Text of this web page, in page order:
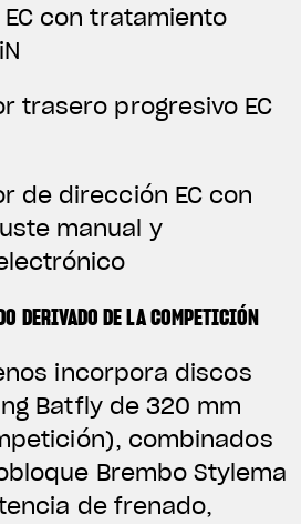
con tratamiento
trasero progresivo EC
de dirección EC con
manual y
DERIVADO DE LA COMPETICIÓN
incorpora discos
Batfly de 320 mm
combinados
Brembo Stylema
de frenado,